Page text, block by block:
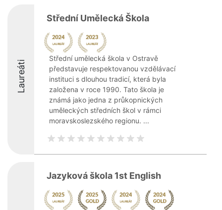
Laureáti
Střední Umělecká Škola
Střední umělecká škola v Ostravě
představuje respektovanou vzdělávací
instituci s dlouhou tradicí, která byla
založena v roce 1990. Tato škola je
známá jako jedna z průkopnických
uměleckých středních škol v rámci
moravskoslezského regionu. ...
Jazyková škola 1st English